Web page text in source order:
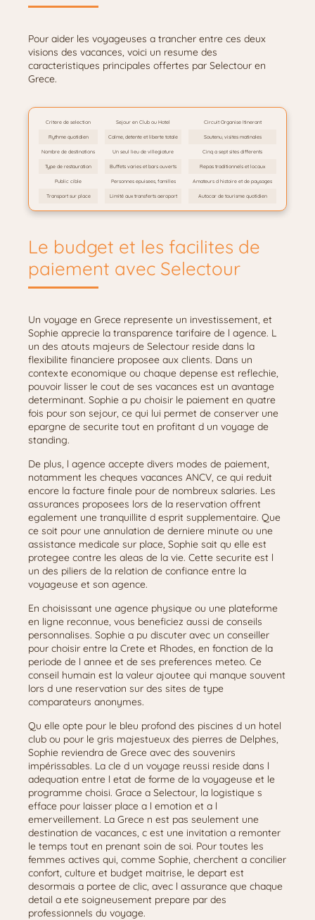
Pour aider les voyageuses a trancher entre ces deux
visions des vacances, voici un resume des
caracteristiques principales offertes par Selectour en
Grece.
Critere de selection Sejour en Club ou Hotel Circuit Organise Itinerant
Rythme quotidien Calme, detente et liberte totale Soutenu, visites matinales
Nombre de destinations Un seul lieu de villegiature Cinq a sept sites differents
Type de restauration Buffets varies et bars ouverts Repas traditionnels et locaux
Public cible Personnes epuisees, familles Amateurs d histoire et de paysages
Transport sur place Limité aux transferts aeroport Autocar de tourisme quotidien
Le budget et les facilites de
paiement avec Selectour
Un voyage en Grece represente un investissement, et
Sophie apprecie la transparence tarifaire de l agence. L
un des atouts majeurs de Selectour reside dans la
flexibilite financiere proposee aux clients. Dans un
contexte economique ou chaque depense est reflechie,
pouvoir lisser le cout de ses vacances est un avantage
determinant. Sophie a pu choisir le paiement en quatre
fois pour son sejour, ce qui lui permet de conserver une
epargne de securite tout en profitant d un voyage de
standing.
De plus, l agence accepte divers modes de paiement,
notamment les cheques vacances ANCV, ce qui reduit
encore la facture finale pour de nombreux salaries. Les
assurances proposees lors de la reservation offrent
egalement une tranquillite d esprit supplementaire. Que
ce soit pour une annulation de derniere minute ou une
assistance medicale sur place, Sophie sait qu elle est
protegee contre les aleas de la vie. Cette securite est l
un des piliers de la relation de confiance entre la
voyageuse et son agence.
En choisissant une agence physique ou une plateforme
en ligne reconnue, vous beneficiez aussi de conseils
personnalises. Sophie a pu discuter avec un conseiller
pour choisir entre la Crete et Rhodes, en fonction de la
periode de l annee et de ses preferences meteo. Ce
conseil humain est la valeur ajoutee qui manque souvent
lors d une reservation sur des sites de type
comparateurs anonymes.
Qu elle opte pour le bleu profond des piscines d un hotel
club ou pour le gris majestueux des pierres de Delphes,
Sophie reviendra de Grece avec des souvenirs
impérissables. La cle d un voyage reussi reside dans l
adequation entre l etat de forme de la voyageuse et le
programme choisi. Grace a Selectour, la logistique s
efface pour laisser place a l emotion et a l
emerveillement. La Grece n est pas seulement une
destination de vacances, c est une invitation a remonter
le temps tout en prenant soin de soi. Pour toutes les
femmes actives qui, comme Sophie, cherchent a concilier
confort, culture et budget maitrise, le depart est
desormais a portee de clic, avec l assurance que chaque
detail a ete soigneusement prepare par des
professionnels du voyage.